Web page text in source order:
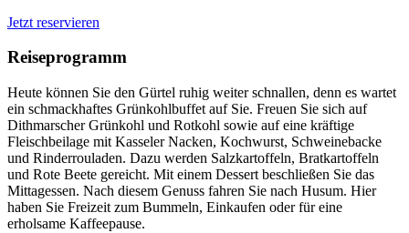
Jetzt reservieren
Reiseprogramm
Heute können Sie den Gürtel ruhig weiter schnallen, denn es wartet
ein schmackhaftes Grünkohlbuffet auf Sie. Freuen Sie sich auf
Dithmarscher Grünkohl und Rotkohl sowie auf eine kräftige
Fleischbeilage mit Kasseler Nacken, Kochwurst, Schweinebacke
und Rinderrouladen. Dazu werden Salzkartoffeln, Bratkartoffeln
und Rote Beete gereicht. Mit einem Dessert beschließen Sie das
Mittagessen. Nach diesem Genuss fahren Sie nach Husum. Hier
haben Sie Freizeit zum Bummeln, Einkaufen oder für eine
erholsame Kaffeepause.